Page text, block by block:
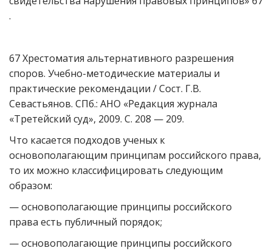
.
67 Хрестоматия альтернативного разрешения
споров. Учебно-методические материалы и
практические рекомендации / Сост. Г.В.
Севастьянов. СПб.: АНО «Редакция журнала
«Третейский суд», 2009. С. 208 — 209.
Что касается подходов ученых к
основополагающим принципам российского права,
то их можно классифицировать следующим
образом:
— основополагающие принципы российского
права есть публичный порядок;
— основополагающие принципы российского